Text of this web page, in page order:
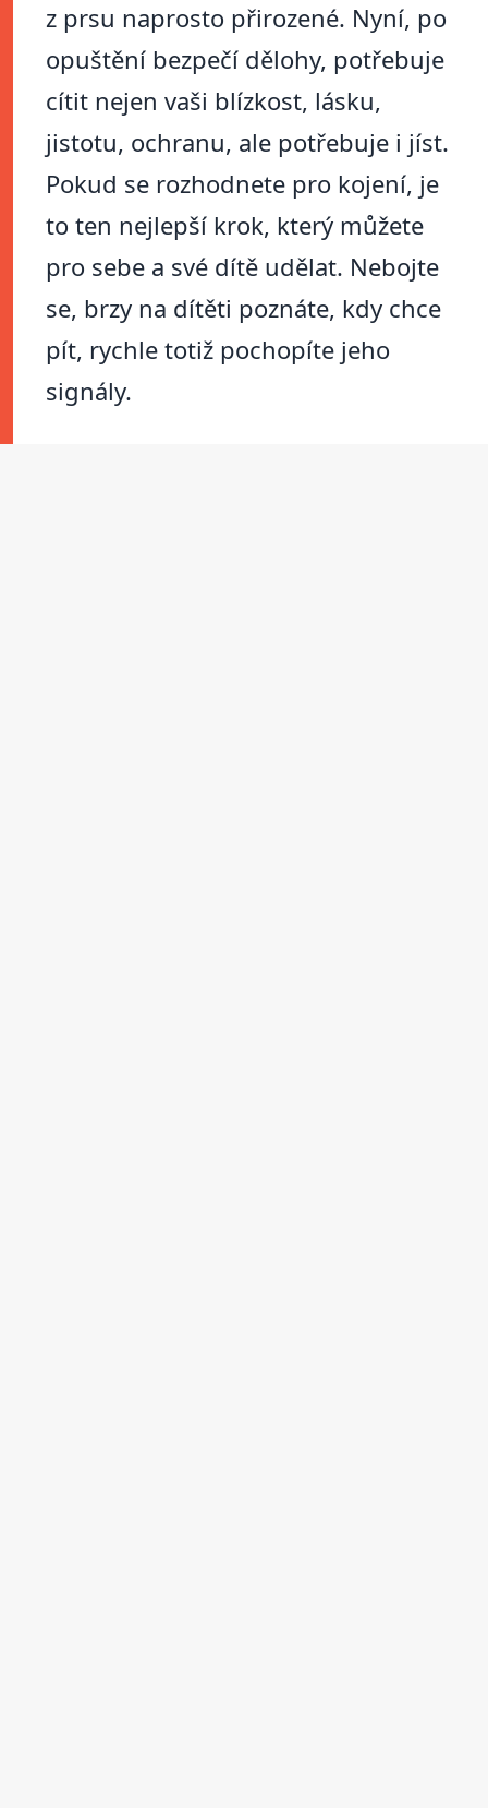
z prsu naprosto přirozené. Nyní, po
opuštění bezpečí dělohy, potřebuje
cítit nejen vaši blízkost, lásku,
jistotu, ochranu, ale potřebuje i jíst.
Pokud se rozhodnete pro kojení, je
to ten nejlepší krok, který můžete
pro sebe a své dítě udělat. Nebojte
se, brzy na dítěti poznáte, kdy chce
pít, rychle totiž pochopíte jeho
signály.